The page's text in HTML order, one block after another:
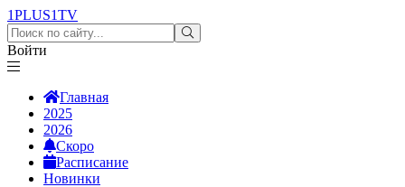
1PLUS1TV
Войти
Главная
2025
2026
Скоро
Расписание
Новинки